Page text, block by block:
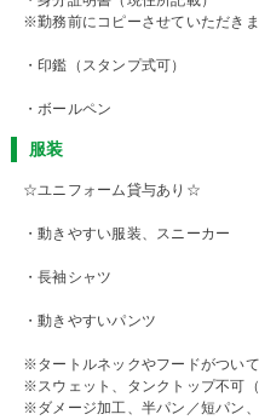
※勤務前にコピーさせていただき
・印鑑（スタンプ式可）
・ボールペン
服装
☆ユニフォーム貸与あり☆
・動きやすい服装、スニーカー
・長袖シャツ
・動きやすいパンツ
※タートルネックやフードがつい
※スウェット、タンクトップ不可
※ダメージ加工、半パン／短パン